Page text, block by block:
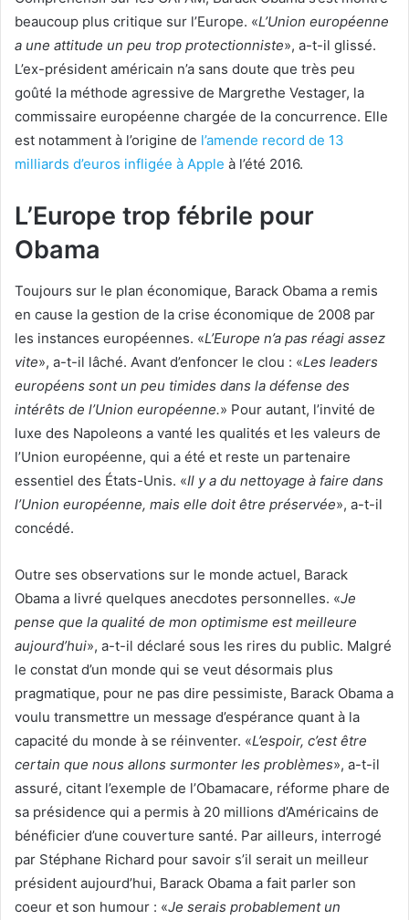
beaucoup plus critique sur l’Europe. «L’Union européenne
a une attitude un peu trop protectionniste», a-t-il glissé.
L’ex-président américain n’a sans doute que très peu
goûté la méthode agressive de Margrethe Vestager, la
commissaire européenne chargée de la concurrence. Elle
est notamment à l’origine de l’amende record de 13
milliards d’euros infligée à Apple à l’été 2016.
L’Europe trop fébrile pour
Obama
Toujours sur le plan économique, Barack Obama a remis
en cause la gestion de la crise économique de 2008 par
les instances européennes. «L’Europe n’a pas réagi assez
vite», a-t-il lâché. Avant d’enfoncer le clou : «Les leaders
européens sont un peu timides dans la défense des
intérêts de l’Union européenne.» Pour autant, l’invité de
luxe des Napoleons a vanté les qualités et les valeurs de
l’Union européenne, qui a été et reste un partenaire
essentiel des États-Unis. «Il y a du nettoyage à faire dans
l’Union européenne, mais elle doit être préservée», a-t-il
concédé.
Outre ses observations sur le monde actuel, Barack
Obama a livré quelques anecdotes personnelles. «Je
pense que la qualité de mon optimisme est meilleure
aujourd’hui», a-t-il déclaré sous les rires du public. Malgré
le constat d’un monde qui se veut désormais plus
pragmatique, pour ne pas dire pessimiste, Barack Obama a
voulu transmettre un message d’espérance quant à la
capacité du monde à se réinventer. «L’espoir, c’est être
certain que nous allons surmonter les problèmes», a-t-il
assuré, citant l’exemple de l’Obamacare, réforme phare de
sa présidence qui a permis à 20 millions d’Américains de
bénéficier d’une couverture santé. Par ailleurs, interrogé
par Stéphane Richard pour savoir s’il serait un meilleur
président aujourd’hui, Barack Obama a fait parler son
coeur et son humour : «Je serais probablement un